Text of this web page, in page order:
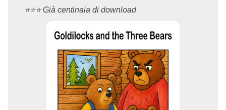
⭐️⭐️⭐️ Già centinaia di download